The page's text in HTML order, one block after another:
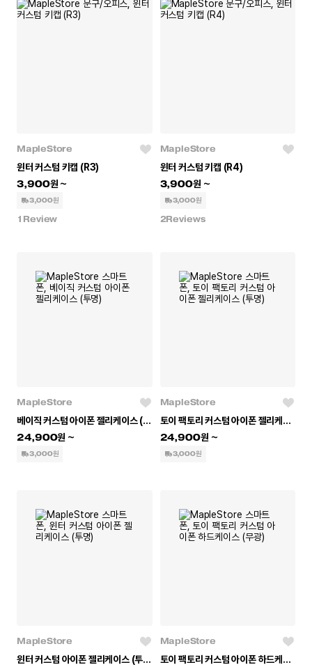
MapleStore
윈터 커스텀 키캡 (R3)
3,900
3,000원
Review
1
MapleStore
윈터 커스텀 키캡 (R4)
3,900
3,000원
Reviews
2
MapleStore
베이직 커스텀 아이폰 젤리케이스 (투명)
24,900
3,000원
MapleStore
토이 팩토리 커스텀 아이폰 젤리케이스 (투명)
24,900
3,000원
MapleStore
윈터 커스텀 아이폰 젤리케이스 (투명)
MapleStore
토이 팩토리 커스텀 아이폰 하드케이스 (무광)